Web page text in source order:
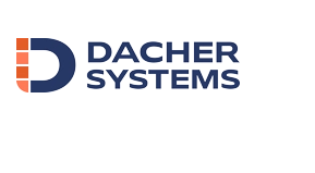
Skip to main content